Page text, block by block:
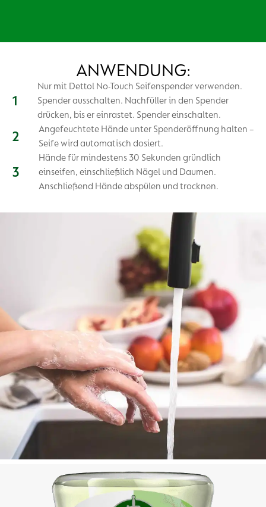
ANWENDUNG:
Nur mit Dettol No-Touch Seifenspender verwenden.
Spender ausschalten. Nachfüller in den Spender
drücken, bis er einrastet. Spender einschalten.
Angefeuchtete Hände unter Spenderöffnung halten –
Seife wird automatisch dosiert.
Hände für mindestens 30 Sekunden gründlich
einseifen, einschließlich Nägel und Daumen.
Anschließend Hände abspülen und trocknen.